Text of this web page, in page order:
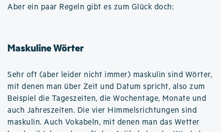
Aber ein paar Regeln gibt es zum Glück doch:
Maskuline Wörter
Sehr oft (aber leider nicht immer) maskulin sind Wörter,
mit denen man über Zeit und Datum spricht, also zum
Beispiel die Tageszeiten, die Wochentage, Monate und
auch Jahreszeiten. Die vier Himmelsrichtungen sind
maskulin. Auch Vokabeln, mit denen man das Wetter